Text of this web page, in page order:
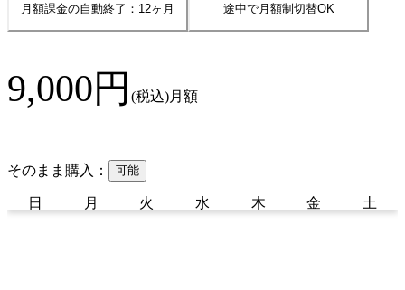
月額課金の自動終了： 12ヶ月 途中で月額制切替OK
9,000円 (税込)月額
そのまま購入： 可能
日 月 火 水 木 金 土